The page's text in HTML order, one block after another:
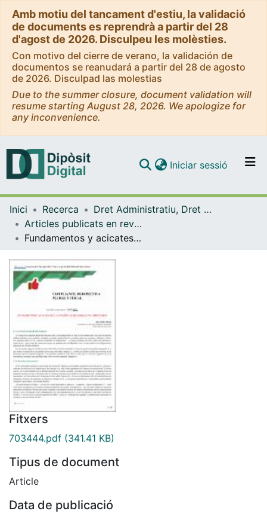
Amb motiu del tancament d'estiu, la validació
de documents es reprendrà a partir del 28
d'agost de 2026. Disculpeu les molèsties.
Con motivo del cierre de verano, la validación de
documentos se reanudará a partir del 28 de agosto
de 2026. Disculpad las molestias
Due to the summer closure, document validation will
resume starting August 28, 2026. We apologize for
any inconvenience.
Navega per tot el DD
Iniciar sessió (current)
Inici Recerca
Dret Administratiu, Dret Processal i Dret Financer i Tributari
Articles publicats en revistes (Dret Administratiu, Dret Processal i Dret Financer i Tributari)
Fundamentos y acicates de las políticas de compliance tributario
Fitxers
703444.pdf (341.41 KB)
Tipus de document
Article
Data de publicació